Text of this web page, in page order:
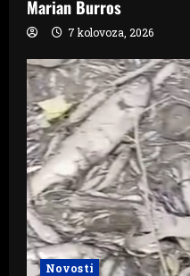
Marian Burros
7 kolovoza, 2026
Novosti